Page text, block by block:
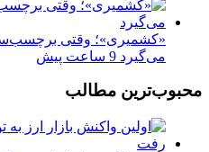
«کشمیری»؛ وقتی
می‌گیرد 9 ساعت پیش
محبوب‌ترین مطالب